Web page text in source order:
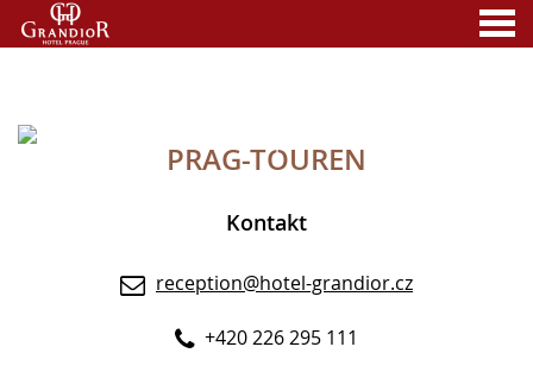
PRAG-TOUREN
Kontakt
reception@hotel-grandior.cz
+420 226 295 111